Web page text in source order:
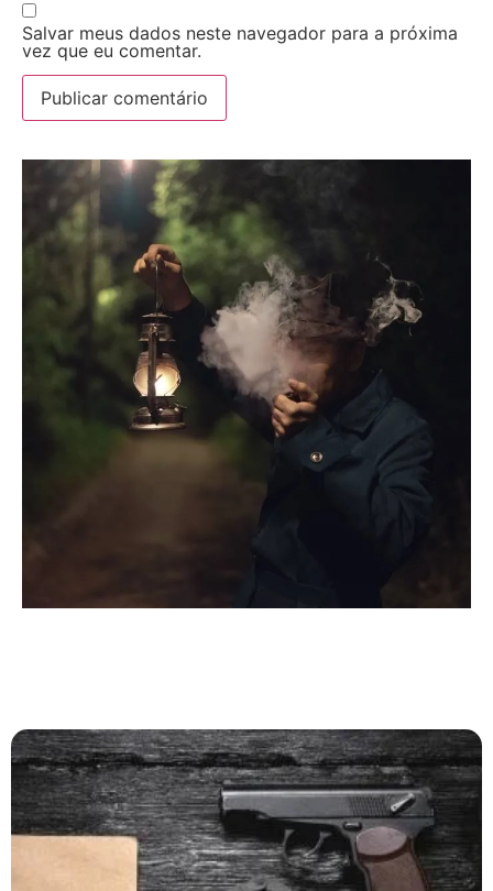
Salvar meus dados neste navegador para a próxima
vez que eu comentar.